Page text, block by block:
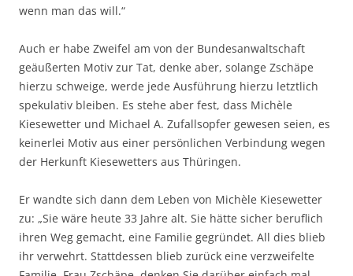
wenn man das will.“
Auch er habe Zweifel am von der Bundesanwaltschaft
geäußerten Motiv zur Tat, denke aber, solange Zschäpe
hierzu schweige, werde jede Ausführung hierzu letztlich
spekulativ bleiben. Es stehe aber fest, dass Michèle
Kiesewetter und Michael A. Zufallsopfer gewesen seien, es
keinerlei Motiv aus einer persönlichen Verbindung wegen
der Herkunft Kiesewetters aus Thüringen.
Er wandte sich dann dem Leben von Michèle Kiesewetter
zu: „Sie wäre heute 33 Jahre alt. Sie hätte sicher beruflich
ihren Weg gemacht, eine Familie gegründet. All dies blieb
ihr verwehrt. Stattdessen blieb zurück eine verzweifelte